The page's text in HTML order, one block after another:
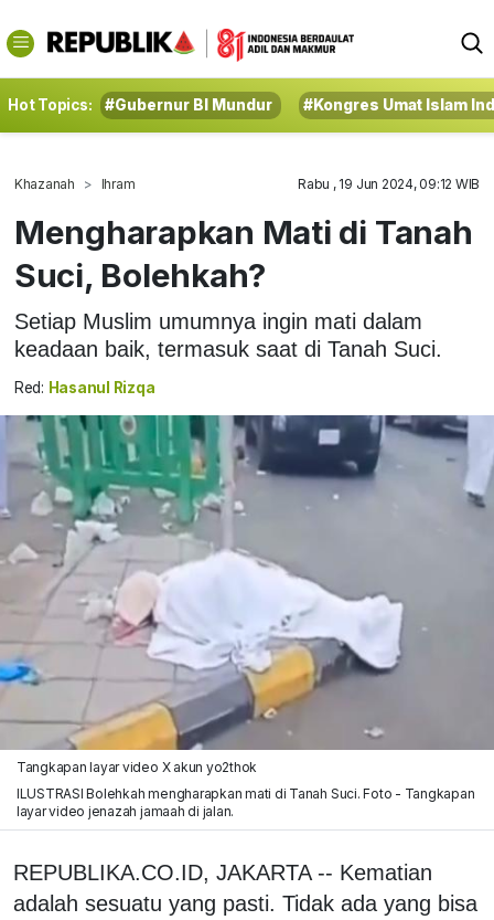
Hot Topics: #Gubernur BI Mundur #Kongres Umat Islam
Khazanah Ihram Rabu , 19 Jun 2024, 09:12 WIB
Mengharapkan Mati di Tanah
Suci, Bolehkah?
Setiap Muslim umumnya ingin mati dalam
keadaan baik, termasuk saat di Tanah Suci.
Red: Hasanul Rizqa
Tangkapan layar video X akun yo2thok
ILUSTRASI Bolehkah mengharapkan mati di Tanah Suci. Foto - Tangkapan
layar video jenazah jamaah di jalan.
REPUBLIKA.CO.ID, JAKARTA -- Kematian
adalah sesuatu yang pasti. Tidak ada yang bisa